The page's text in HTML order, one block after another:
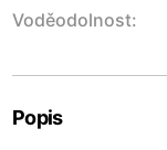
Voděodolnost:
Popis